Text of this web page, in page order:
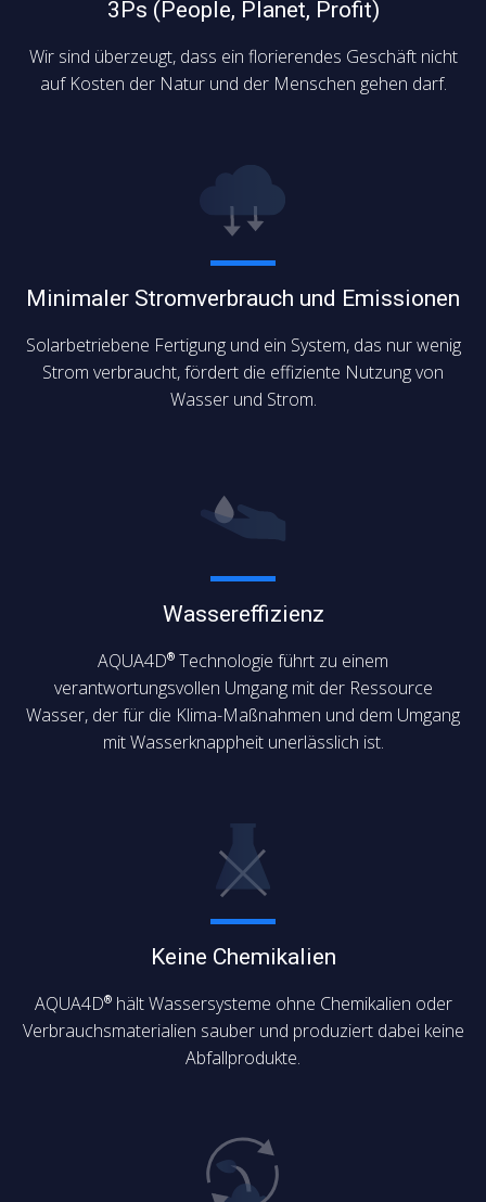
3Ps (People, Planet, Profit)
Wir sind überzeugt, dass ein florierendes Geschäft nicht
auf Kosten der Natur und der Menschen gehen darf.
Minimaler Stromverbrauch und Emissionen
Solarbetriebene Fertigung und ein System, das nur wenig
Strom verbraucht, fördert die effiziente Nutzung von
Wasser und Strom.
Wassereffizienz
AQUA4D® Technologie führt zu einem
verantwortungsvollen Umgang mit der Ressource
Wasser, der für die Klima-Maßnahmen und dem Umgang
mit Wasserknappheit unerlässlich ist.
Keine Chemikalien
AQUA4D®hält Wassersysteme ohne Chemikalien oder
Verbrauchsmaterialien sauber und produziert dabei keine
Abfallprodukte.